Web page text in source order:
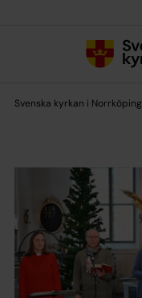
Svenska kyrkan i Norrköping